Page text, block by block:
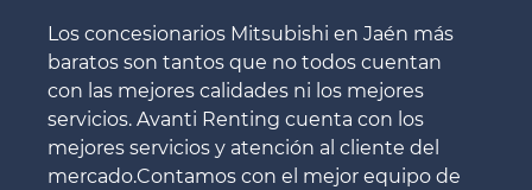
Los concesionarios Mitsubishi en Jaén más
baratos son tantos que no todos cuentan
con las mejores calidades ni los mejores
servicios. Avanti Renting cuenta con los
mejores servicios y atención al cliente del
mercado.Contamos con el mejor equipo de